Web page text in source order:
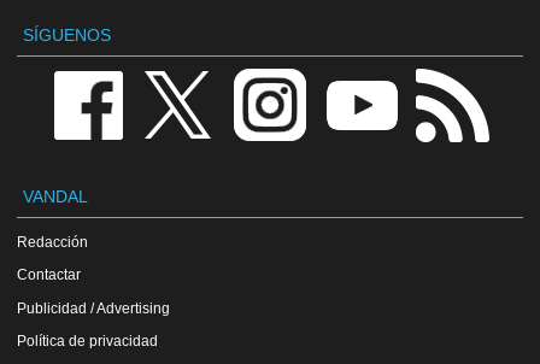
SÍGUENOS
VANDAL
Redacción
Contactar
Publicidad / Advertising
Política de privacidad